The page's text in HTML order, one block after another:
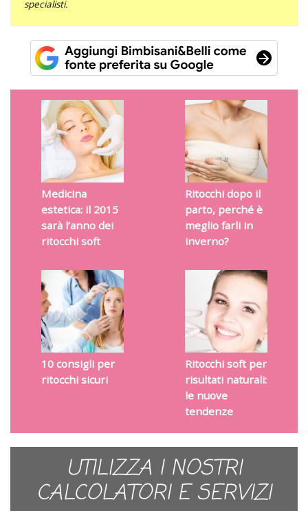
specialisti.
Medicina
estetica: il 2015
sarà l’anno dei
ritocchi soft
Ritocchi dopo il
parto, perché è
meglio farli in
inverno?
10 consigli per
ritocchi sicuri
Ritocchi soft per
risultati naturali:
le nuove
tendenze
UTILIZZA I NOSTRI
CALCOLATORI E SERVIZI